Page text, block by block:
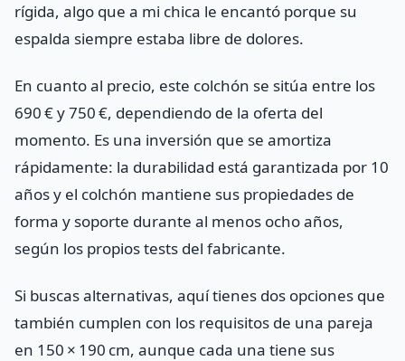
rígida, algo que a mi chica le encantó porque su
espalda siempre estaba libre de dolores.
En cuanto al precio, este colchón se sitúa entre los
690 € y 750 €, dependiendo de la oferta del
momento. Es una inversión que se amortiza
rápidamente: la durabilidad está garantizada por 10
años y el colchón mantiene sus propiedades de
forma y soporte durante al menos ocho años,
según los propios tests del fabricante.
Si buscas alternativas, aquí tienes dos opciones que
también cumplen con los requisitos de una pareja
en 150 × 190 cm, aunque cada una tiene sus